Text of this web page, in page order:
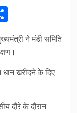
ने मंडी समिति
धान खरीदने के दिए
दौरे के दौरान